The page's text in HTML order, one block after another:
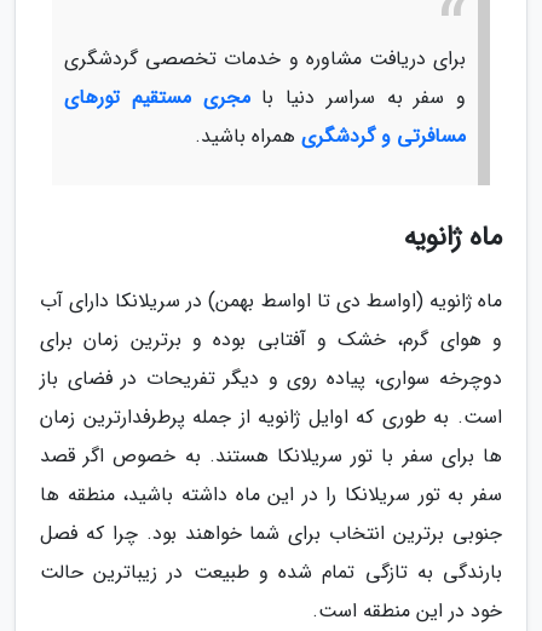
برای دریافت مشاوره و خدمات تخصصی گردشگری
و سفر به سراسر دنیا بامجری مستقیم تورهای
مسافرتی و گردشگری همراه باشید.
ماه ژانویه
ماه ژانویه (اواسط دی تا اواسط بهمن) در سریلانکا دارای آب
و هوای گرم، خشک و آفتابی بوده و برترین زمان برای
دوچرخه سواری، پیاده روی و دیگر تفریحات در فضای باز
است. به طوری که اوایل ژانویه از جمله پرطرفدارترین زمان
ها برای سفر با تور سریلانکا هستند. به خصوص اگر قصد
سفر به تور سریلانکا را در این ماه داشته باشید، منطقه ها
جنوبی برترین انتخاب برای شما خواهند بود. چرا که فصل
بارندگی به تازگی تمام شده و طبیعت در زیباترین حالت
خود در این منطقه است.